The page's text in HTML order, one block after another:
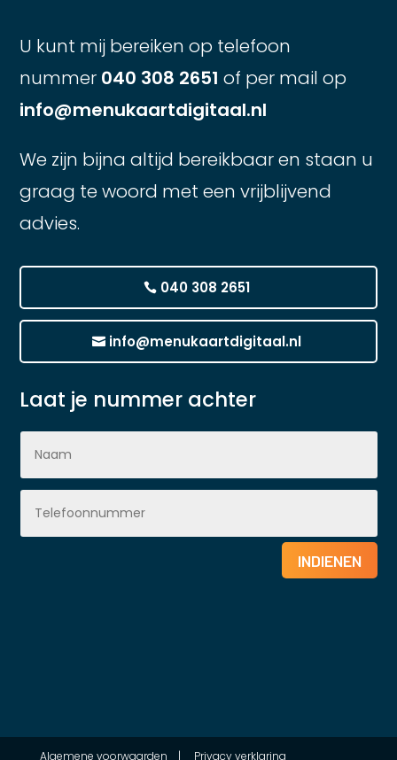
U kunt mij bereiken op telefoon
nummer 040 308 2651 of per mail op
info@menukaartdigitaal.nl
We zijn bijna altijd bereikbaar en staan u
graag te woord met een vrijblijvend
advies.
040 308 2651
info@menukaartdigitaal.nl
Laat je nummer achter
INDIENEN
Algemene voorwaarden | Privacy verklaring